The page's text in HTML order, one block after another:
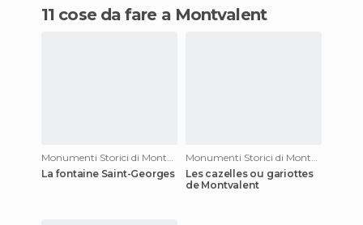
11 cose da fare a Montvalent
Monumenti Storici di Montvalent
La fontaine Saint-Georges
Monumenti Storici di Montvalent
Les cazelles ou gariottes
de Montvalent